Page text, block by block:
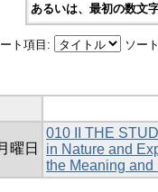
あるいは、最初の数文
ト項目: ソー
曜日
010 II THE
in Nature and
the Meaning and